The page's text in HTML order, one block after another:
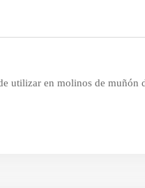
utilizar en molinos de